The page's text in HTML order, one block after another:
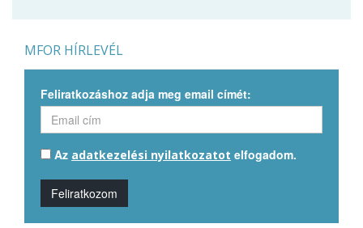
MFOR HÍRLEVÉL
Feliratkozáshoz adja meg email címét:
Az adatkezelési nyilatkozatot elfogadom.
Feliratkozom